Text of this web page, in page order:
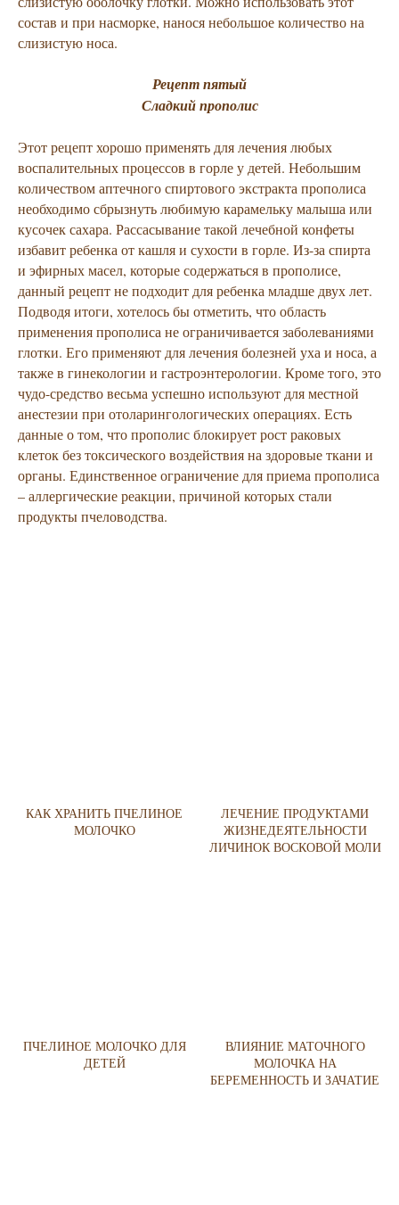
состав и при насморке, нанося небольшое количество на
слизистую носа.
Рецепт пятый
Сладкий прополис
Этот рецепт хорошо применять для лечения любых
воспалительных процессов в горле у детей. Небольшим
количеством аптечного спиртового экстракта прополиса
необходимо сбрызнуть любимую карамельку малыша или
кусочек сахара. Рассасывание такой лечебной конфеты
избавит ребенка от кашля и сухости в горле. Из-за спирта
и эфирных масел, которые содержаться в прополисе,
данный рецепт не подходит для ребенка младше двух лет.
Подводя итоги, хотелось бы отметить, что область
применения прополиса не ограничивается заболеваниями
глотки. Его применяют для лечения болезней уха и носа, а
также в гинекологии и гастроэнтерологии. Кроме того, это
чудо-средство весьма успешно используют для местной
анестезии при отоларингологических операциях. Есть
данные о том, что прополис блокирует рост раковых
клеток без токсического воздействия на здоровые ткани и
органы. Единственное ограничение для приема прополиса
– аллергические реакции, причиной которых стали
продукты пчеловодства.
КАК ХРАНИТЬ ПЧЕЛИНОЕ
МОЛОЧКО
ЛЕЧЕНИЕ ПРОДУКТАМИ
ЖИЗНЕДЕЯТЕЛЬНОСТИ
ЛИЧИНОК ВОСКОВОЙ МОЛИ
ПЧЕЛИНОЕ МОЛОЧКО ДЛЯ
ДЕТЕЙ
ВЛИЯНИЕ МАТОЧНОГО
МОЛОЧКА НА
БЕРЕМЕННОСТЬ И ЗАЧАТИЕ